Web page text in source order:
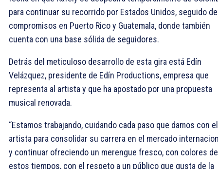
para continuar su recorrido por Estados Unidos, seguido de
compromisos en Puerto Rico y Guatemala, donde también
cuenta con una base sólida de seguidores.
Detrás del meticuloso desarrollo de esta gira está Edín
Velázquez, presidente de Edín Productions, empresa que
representa al artista y que ha apostado por una propuesta
musical renovada.
“Estamos trabajando, cuidando cada paso que damos con el
artista para consolidar su carrera en el mercado
y continuar ofreciendo un merengue fresco, con colores de
estos tiempos, con el respeto a un público que gusta de la